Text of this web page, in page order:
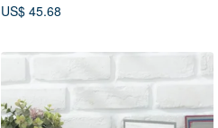
US$ 45.68